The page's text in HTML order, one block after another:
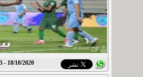
18/10/2020 - 8:03 م